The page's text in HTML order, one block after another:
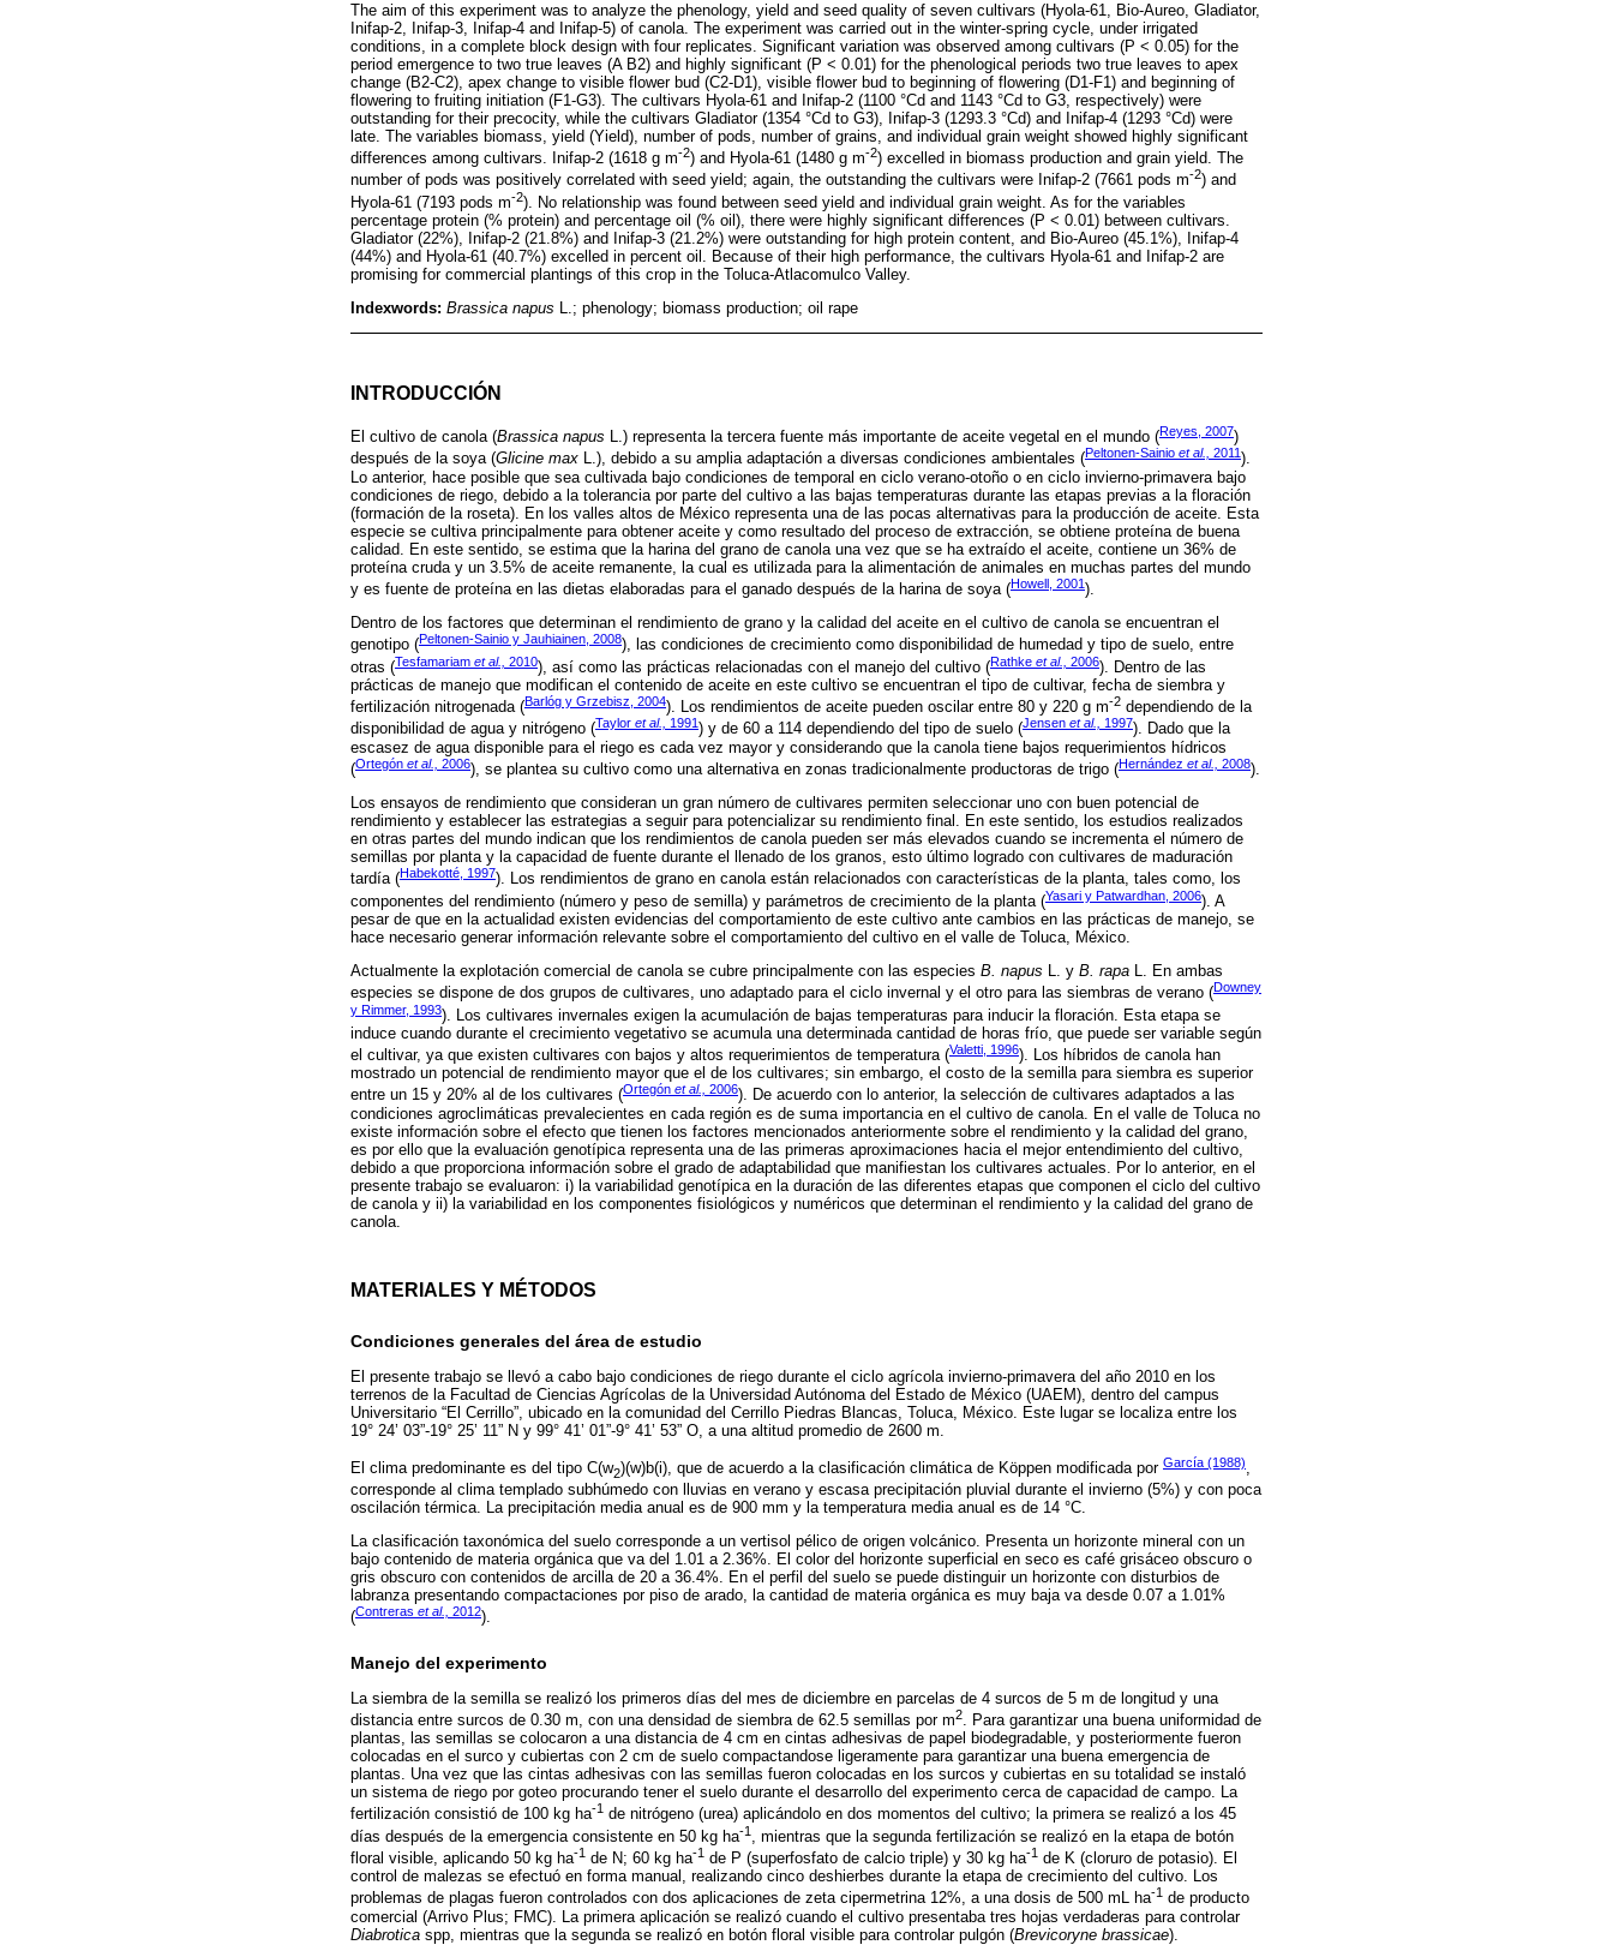
The aim of this experiment was to analyze the phenology, yield and seed quality of seven cultivars (Hyola-61, Bio-Aureo, Gladiator,
Inifap-2, Inifap-3, Inifap-4 and Inifap-5) of canola. The experiment was carried out in the winter-spring cycle, under irrigated
conditions, in a complete block design with four replicates. Significant variation was observed among cultivars (P < 0.05) for the
period emergence to two true leaves (A B2) and highly significant (P < 0.01) for the phenological periods two true leaves to apex
change (B2-C2), apex change to visible flower bud (C2-D1), visible flower bud to beginning of flowering (D1-F1) and beginning of
flowering to fruiting initiation (F1-G3). The cultivars Hyola-61 and Inifap-2 (1100 °Cd and 1143 °Cd to G3, respectively) were
outstanding for their precocity, while the cultivars Gladiator (1354 °Cd to G3), Inifap-3 (1293.3 °Cd) and Inifap-4 (1293 °Cd) were
late. The variables biomass, yield (Yield), number of pods, number of grains, and individual grain weight showed highly significant
differences among cultivars. Inifap-2 (1618 g m-2) and Hyola-61 (1480 g m-2) excelled in biomass production and grain yield. The
number of pods was positively correlated with seed yield; again, the outstanding the cultivars were Inifap-2 (7661 pods m-2) and
Hyola-61 (7193 pods m-2). No relationship was found between seed yield and individual grain weight. As for the variables
percentage protein (% protein) and percentage oil (% oil), there were highly significant differences (P < 0.01) between cultivars.
Gladiator (22%), Inifap-2 (21.8%) and Inifap-3 (21.2%) were outstanding for high protein content, and Bio-Aureo (45.1%), Inifap-4
(44%) and Hyola-61 (40.7%) excelled in percent oil. Because of their high performance, the cultivars Hyola-61 and Inifap-2 are
promising for commercial plantings of this crop in the Toluca-Atlacomulco Valley.
Indexwords: Brassica napus L.; phenology; biomass production; oil rape
INTRODUCCIÓN
El cultivo de canola (Brassica napus L.) representa la tercera fuente más importante de aceite vegetal en el mundo (Reyes, 2007)
después de la soya (Glicine max L.), debido a su amplia adaptación a diversas condiciones ambientales (Peltonen-Sainio et al., 2011 ).
Lo anterior, hace posible que sea cultivada bajo condiciones de temporal en ciclo verano-otoño o en ciclo invierno-primavera bajo
condiciones de riego, debido a la tolerancia por parte del cultivo a las bajas temperaturas durante las etapas previas a la floración
(formación de la roseta). En los valles altos de México representa una de las pocas alternativas para la producción de aceite. Esta
especie se cultiva principalmente para obtener aceite y como resultado del proceso de extracción, se obtiene proteína de buena
calidad. En este sentido, se estima que la harina del grano de canola una vez que se ha extraído el aceite, contiene un 36% de
proteína cruda y un 3.5% de aceite remanente, la cual es utilizada para la alimentación de animales en muchas partes del mundo
y es fuente de proteína en las dietas elaboradas para el ganado después de la harina de soya (Howell, 2001).
Dentro de los factores que determinan el rendimiento de grano y la calidad del aceite en el cultivo de canola se encuentran el
genotipo (Peltonen-Sainio y Jauhiainen, 2008), las condiciones de crecimiento como disponibilidad de humedad y tipo de suelo, entre
otras (Tesfamariam et al., 2010), así como las prácticas relacionadas con el manejo del cultivo (Rathke et al., 2006). Dentro de las
prácticas de manejo que modifican el contenido de aceite en este cultivo se encuentran el tipo de cultivar, fecha de siembra y
fertilización nitrogenada (Barlóg y Grzebisz, 2004). Los rendimientos de aceite pueden oscilar entre 80 y 220 g m-2 dependiendo de la
disponibilidad de agua y nitrógeno (Taylor et al., 1991 ) y de 60 a 114 dependiendo del tipo de suelo (Jensen et al., 1997). Dado que la
escasez de agua disponible para el riego es cada vez mayor y considerando que la canola tiene bajos requerimientos hídricos
(Ortegón et al., 2006), se plantea su cultivo como una alternativa en zonas tradicionalmente productoras de trigo (Hernández et al., 2008).
Los ensayos de rendimiento que consideran un gran número de cultivares permiten seleccionar uno con buen potencial de
rendimiento y establecer las estrategias a seguir para potencializar su rendimiento final. En este sentido, los estudios realizados
en otras partes del mundo indican que los rendimientos de canola pueden ser más elevados cuando se incrementa el número de
semillas por planta y la capacidad de fuente durante el llenado de los granos, esto último logrado con cultivares de maduración
tardía (Habekotté, 1997). Los rendimientos de grano en canola están relacionados con características de la planta, tales como, los
componentes del rendimiento (número y peso de semilla) y parámetros de crecimiento de la planta (Yasari y Patwardhan, 2006). A
pesar de que en la actualidad existen evidencias del comportamiento de este cultivo ante cambios en las prácticas de manejo, se
hace necesario generar información relevante sobre el comportamiento del cultivo en el valle de Toluca, México.
Actualmente la explotación comercial de canola se cubre principalmente con las especies B. napus L. y B. rapa L. En ambas
especies se dispone de dos grupos de cultivares, uno adaptado para el ciclo invernal y el otro para las siembras de verano (Downey
y Rimmer, 1993). Los cultivares invernales exigen la acumulación de bajas temperaturas para inducir la floración. Esta etapa se
induce cuando durante el crecimiento vegetativo se acumula una determinada cantidad de horas frío, que puede ser variable según
el cultivar, ya que existen cultivares con bajos y altos requerimientos de temperatura (Valetti, 1996). Los híbridos de canola han
mostrado un potencial de rendimiento mayor que el de los cultivares; sin embargo, el costo de la semilla para siembra es superior
entre un 15 y 20% al de los cultivares (Ortegón et al., 2006). De acuerdo con lo anterior, la selección de cultivares adaptados a las
condiciones agroclimáticas prevalecientes en cada región es de suma importancia en el cultivo de canola. En el valle de Toluca no
existe información sobre el efecto que tienen los factores mencionados anteriormente sobre el rendimiento y la calidad del grano,
es por ello que la evaluación genotípica representa una de las primeras aproximaciones hacia el mejor entendimiento del cultivo,
debido a que proporciona información sobre el grado de adaptabilidad que manifiestan los cultivares actuales. Por lo anterior, en el
presente trabajo se evaluaron: i) la variabilidad genotípica en la duración de las diferentes etapas que componen el ciclo del cultivo
de canola y ii) la variabilidad en los componentes fisiológicos y numéricos que determinan el rendimiento y la calidad del grano de
canola.
MATERIALES Y MÉTODOS
Condiciones generales del área de estudio
El presente trabajo se llevó a cabo bajo condiciones de riego durante el ciclo agrícola invierno-primavera del año 2010 en los
terrenos de la Facultad de Ciencias Agrícolas de la Universidad Autónoma del Estado de México (UAEM), dentro del campus
Universitario “El Cerrillo”, ubicado en la comunidad del Cerrillo Piedras Blancas, Toluca, México. Este lugar se localiza entre los
19° 24’ 03”-19° 25’ 11” N y 99° 41’ 01”-9° 41’ 53” O, a una altitud promedio de 2600 m.
El clima predominante es del tipo C(w2)(w)b(i), que de acuerdo a la clasificación climática de Köppen modificada por García (1988),
corresponde al clima templado subhúmedo con lluvias en verano y escasa precipitación pluvial durante el invierno (5%) y con poca
oscilación térmica. La precipitación media anual es de 900 mm y la temperatura media anual es de 14 °C.
La clasificación taxonómica del suelo corresponde a un vertisol pélico de origen volcánico. Presenta un horizonte mineral con un
bajo contenido de materia orgánica que va del 1.01 a 2.36%. El color del horizonte superficial en seco es café grisáceo obscuro o
gris obscuro con contenidos de arcilla de 20 a 36.4%. En el perfil del suelo se puede distinguir un horizonte con disturbios de
labranza presentando compactaciones por piso de arado, la cantidad de materia orgánica es muy baja va desde 0.07 a 1.01%
(Contreras et al., 2012).
Manejo del experimento
La siembra de la semilla se realizó los primeros días del mes de diciembre en parcelas de 4 surcos de 5 m de longitud y una
distancia entre surcos de 0.30 m, con una densidad de siembra de 62.5 semillas por m2. Para garantizar una buena uniformidad de
plantas, las semillas se colocaron a una distancia de 4 cm en cintas adhesivas de papel biodegradable, y posteriormente fueron
colocadas en el surco y cubiertas con 2 cm de suelo compactandose ligeramente para garantizar una buena emergencia de
plantas. Una vez que las cintas adhesivas con las semillas fueron colocadas en los surcos y cubiertas en su totalidad se instaló
un sistema de riego por goteo procurando tener el suelo durante el desarrollo del experimento cerca de capacidad de campo. La
fertilización consistió de 100 kg ha-1 de nitrógeno (urea) aplicándolo en dos momentos del cultivo; la primera se realizó a los 45
días después de la emergencia consistente en 50 kg ha-1
, mientras que la segunda fertilización se realizó en la etapa de botón
floral visible, aplicando 50 kg ha-1 de N; 60 kg ha-1 de P (superfosfato de calcio triple) y 30 kg ha-1 de K (cloruro de potasio). El
control de malezas se efectuó en forma manual, realizando cinco deshierbes durante la etapa de crecimiento del cultivo. Los
problemas de plagas fueron controlados con dos aplicaciones de zeta cipermetrina 12%, a una dosis de 500 mL ha-1 de producto
comercial (Arrivo Plus; FMC). La primera aplicación se realizó cuando el cultivo presentaba tres hojas verdaderas para controlar
Diabrotica spp, mientras que la segunda se realizó en botón floral visible para controlar pulgón (Brevicoryne brassicae).